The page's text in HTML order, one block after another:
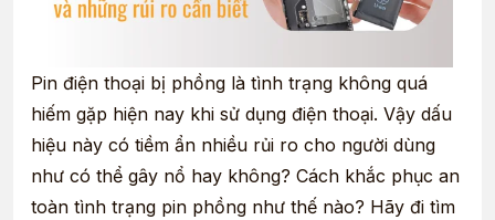
Pin điện thoại bị phồng là tình trạng không quá
hiếm gặp hiện nay khi sử dụng điện thoại. Vậy dấu
hiệu này có tiềm ẩn nhiều rủi ro cho người dùng
như có thể gây nổ hay không? Cách khắc phục an
toàn tình trạng pin phồng như thế nào? Hãy đi tìm